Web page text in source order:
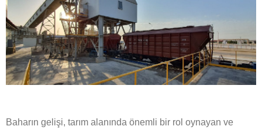
Baharın gelişi, tarım alanında önemli bir rol oynayan ve